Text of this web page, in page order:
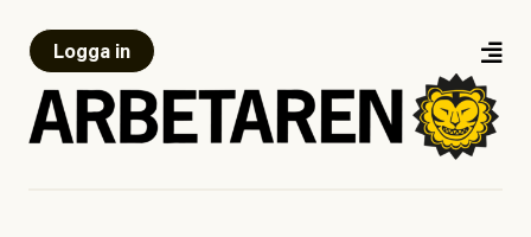
Logga in